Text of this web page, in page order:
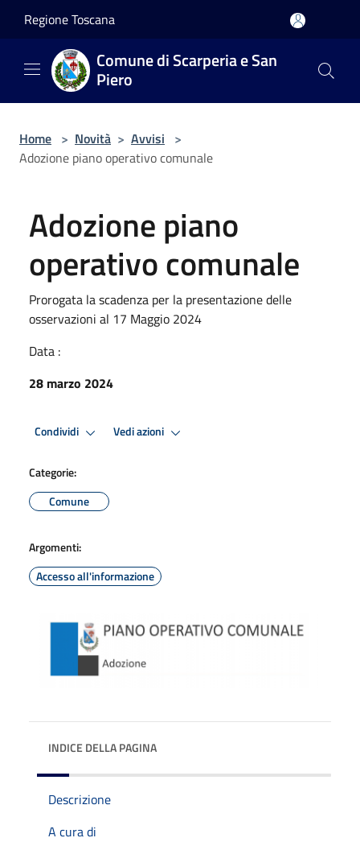
Regione Toscana
Comune di Scarperia e San
Piero
Home > Novità > Avvisi >
Adozione piano operativo comunale
Adozione piano
operativo comunale
Prorogata la scadenza per la presentazione delle
osservazioni al 17 Maggio 2024
Data :
28 marzo 2024
Condividi Vedi azioni
Categorie:
Comune
Argomenti:
Accesso all'informazione
INDICE DELLA PAGINA
Descrizione
A cura di